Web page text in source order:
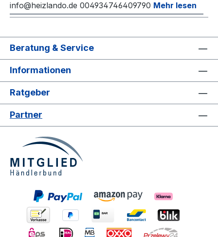
info@heizlando.de 004934746409790 Mehr lesen
Beratung & Service
Informationen
Ratgeber
Partner